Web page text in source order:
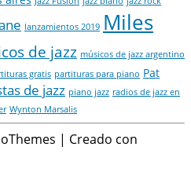
lanzamientos 2019 Miles
de jazz músicos de jazz argentino
gratis partituras para piano Pat
de jazz piano jazz radios de jazz en
Wynton Marsalis
| Creado con